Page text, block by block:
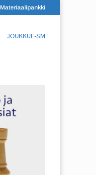
Materiaalipankki
JOUKKUE-SM